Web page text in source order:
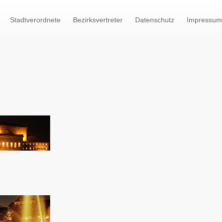
Stadtverordnete Bezirksvertreter Datenschutz Impressum